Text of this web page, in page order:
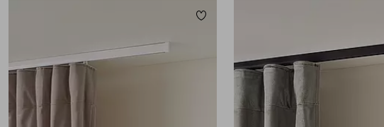
Zu Favoriten hinzufügen